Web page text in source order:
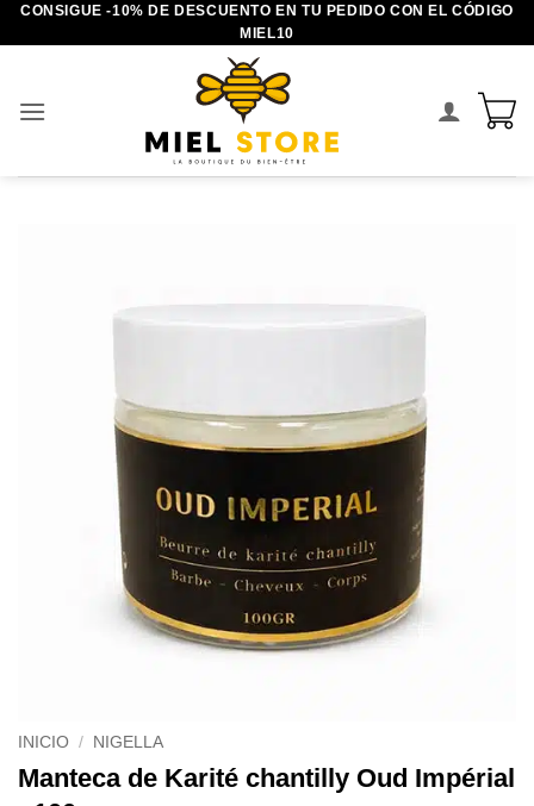
Saltar
al
CONSIGUE -10% DE DESCUENTO EN TU PEDIDO CON EL CÓDIGO
MIEL10
INICIO / NIGELLA
Manteca de Karité chantilly Oud Impérial